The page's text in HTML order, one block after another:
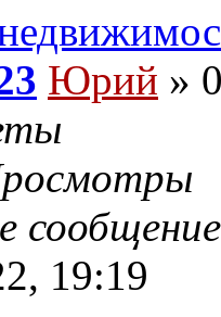
Юрий »
19:19